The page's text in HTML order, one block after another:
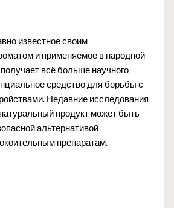
известное своим
и применяемое в народной
всё больше научного
средство для борьбы с
Недавние исследования
продукт может быть
альтернативой
препаратам.